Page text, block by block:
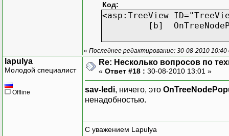
Код:
<asp:TreeView
[b]
« Последнее редактирование: 30-08-2010
lapulya
Молодой специалист
Offline
Re: Несколько вопросов по
« Ответ #18 : 30-08-2010 13:01 »
sav-ledi, ничего, это
ненадобностью.
С уважением Lapulya